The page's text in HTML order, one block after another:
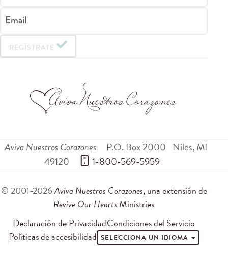
Email
REGÍSTRATE
Aviva Nuestros Corazones P.O. Box 2000 Niles,MI
49120
1-800-569-5959
© 2001-2026Aviva Nuestros Corazones, una extensión de
Revive Our Hearts Ministries
Declaración de PrivacidadCondiciones del Servicio
Políticas de accesibilidad SELECCIONA UN IDIOMA